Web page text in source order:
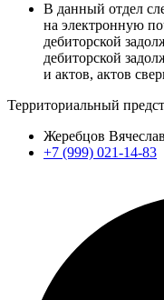
В данный отдел
на электронную
дебиторской
дебиторской
и актов, актов
Территориальный
Жеребцов
+7 (999) 021-14-83